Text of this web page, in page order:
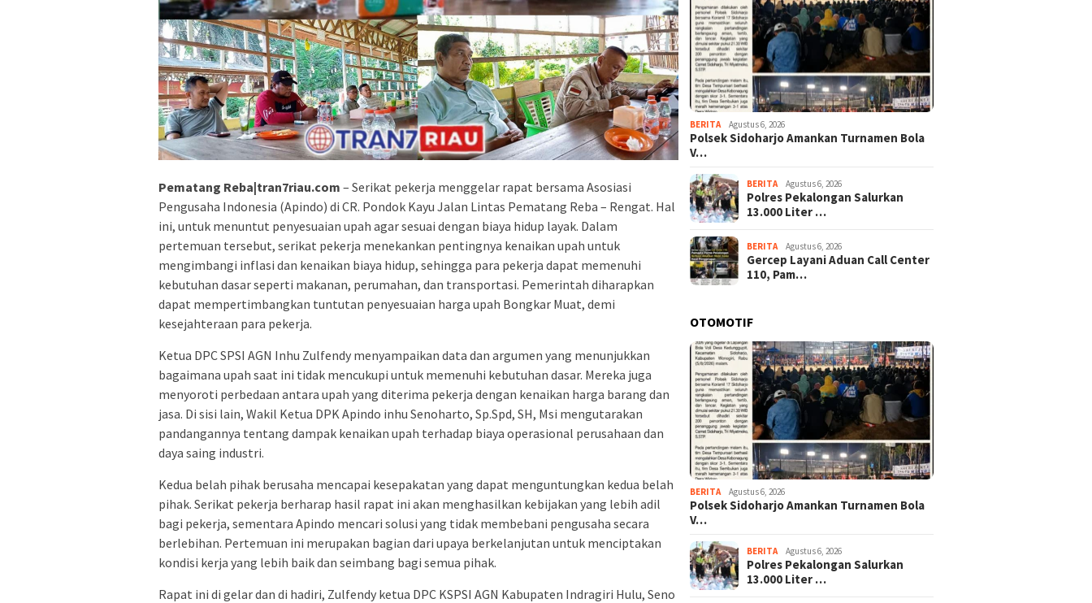
Pematang Reba|tran7riau.com – Serikat pekerja menggelar rapat bersama Asosiasi
Pengusaha Indonesia (Apindo) di CR. Pondok Kayu Jalan Lintas Pematang Reba – Rengat. Hal
ini, untuk menuntut penyesuaian upah agar sesuai dengan biaya hidup layak. Dalam
pertemuan tersebut, serikat pekerja menekankan pentingnya kenaikan upah untuk
mengimbangi inflasi dan kenaikan biaya hidup, sehingga para pekerja dapat memenuhi
kebutuhan dasar seperti makanan, perumahan, dan transportasi. Pemerintah diharapkan
dapat mempertimbangkan tuntutan penyesuaian harga upah Bongkar Muat, demi
kesejahteraan para pekerja.
Ketua DPC SPSI AGN Inhu Zulfendy menyampaikan data dan argumen yang menunjukkan
bagaimana upah saat ini tidak mencukupi untuk memenuhi kebutuhan dasar. Mereka juga
menyoroti perbedaan antara upah yang diterima pekerja dengan kenaikan harga barang dan
jasa. Di sisi lain, Wakil Ketua DPK Apindo inhu Senoharto, Sp.Spd, SH, Msi mengutarakan
pandangannya tentang dampak kenaikan upah terhadap biaya operasional perusahaan dan
daya saing industri.
Kedua belah pihak berusaha mencapai kesepakatan yang dapat menguntungkan kedua belah
pihak. Serikat pekerja berharap hasil rapat ini akan menghasilkan kebijakan yang lebih adil
bagi pekerja, sementara Apindo mencari solusi yang tidak membebani pengusaha secara
berlebihan. Pertemuan ini merupakan bagian dari upaya berkelanjutan untuk menciptakan
kondisi kerja yang lebih baik dan seimbang bagi semua pihak.
Rapat ini di gelar dan di hadiri, Zulfendy ketua DPC KSPSI AGN Kabupaten Indragiri Hulu, Seno
BERITA Agustus 6, 2026
Polsek Sidoharjo Amankan Turnamen Bola
V…
BERITA Agustus 6, 2026
Polres Pekalongan Salurkan
13.000 Liter …
BERITA Agustus 6, 2026
Gercep Layani Aduan Call Center
110, Pam…
OTOMOTIF
BERITA Agustus 6, 2026
Polsek Sidoharjo Amankan Turnamen Bola
V…
BERITA Agustus 6, 2026
Polres Pekalongan Salurkan
13.000 Liter …